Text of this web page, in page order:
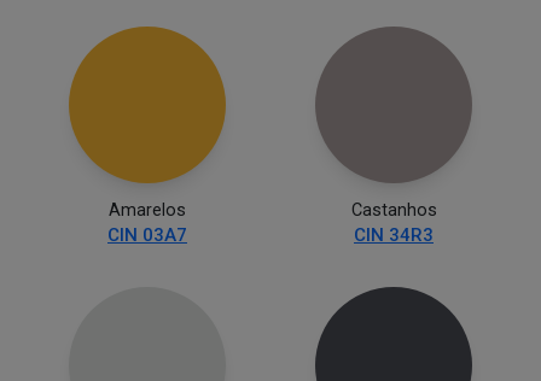
Amarelos
CIN 03A7
Castanhos
CIN 34R3